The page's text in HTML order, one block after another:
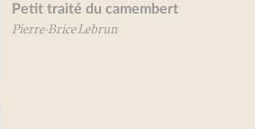
camembert